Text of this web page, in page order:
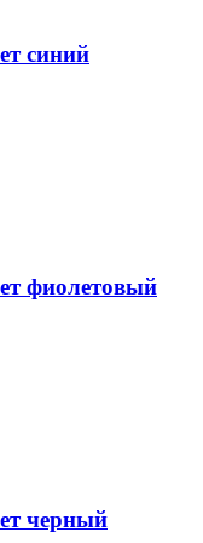
синий
фиолетовый
черный